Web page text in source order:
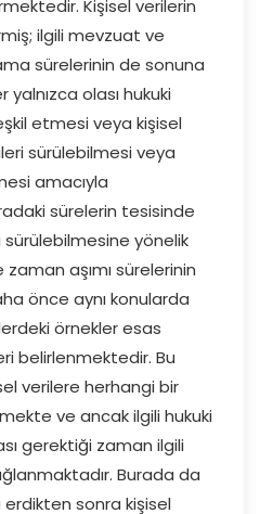
Kişisel verilerin
ilgili mevzuat ve
sürelerinin de sonuna
olası hukuki
etmesi veya kişisel
sürülebilmesi veya
amacıyla
sürelerin tesisinde
sürülebilmesine yönelik
zaman aşımı sürelerinin
önce aynı konularda
örnekler esas
belirlenmektedir. Bu
verilere herhangi bir
ve ancak ilgili hukuki
gerektiği zaman ilgili
Burada da
sonra kişisel